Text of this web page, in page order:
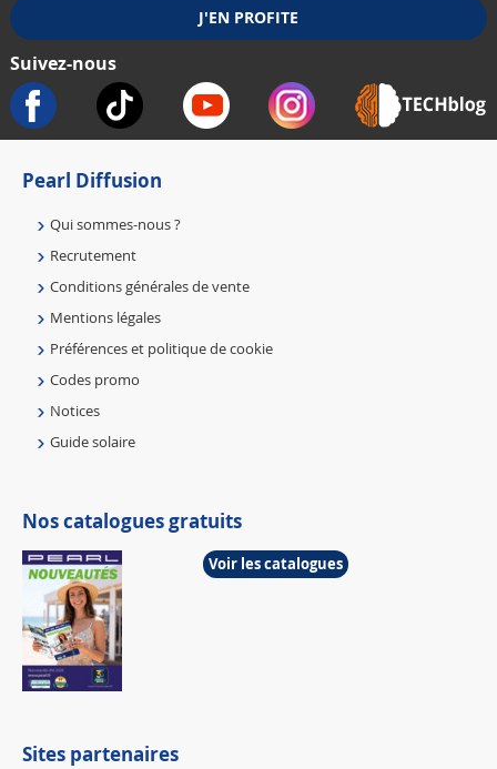
Suivez-nous
Pearl Diffusion
Qui sommes-nous ?
Recrutement
Conditions générales de vente
Mentions légales
Préférences et politique de cookie
Codes promo
Notices
Guide solaire
Nos catalogues gratuits
Voir les catalogues
Sites partenaires